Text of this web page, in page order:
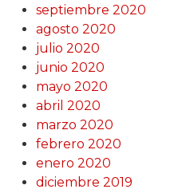
septiembre 2020
agosto 2020
julio 2020
junio 2020
mayo 2020
abril 2020
marzo 2020
febrero 2020
enero 2020
diciembre 2019